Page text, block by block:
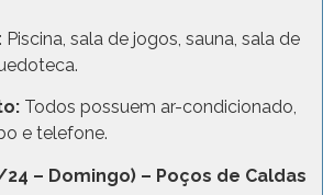
: Piscina, sala de jogos, sauna, sala de
Todos possuem ar-condicionado,
e telefone.
24 – Domingo) – Poços de Caldas